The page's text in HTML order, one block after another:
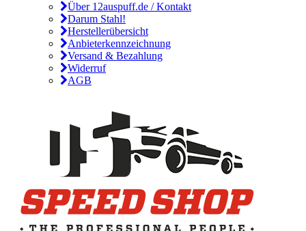
Über 12auspuff.de / Kontakt
Darum Stahl!
Herstellerübersicht
Anbieterkennzeichnung
Versand & Bezahlung
Widerruf
AGB